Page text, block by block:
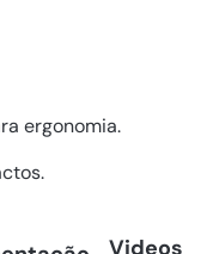
ergonomia.
Videos